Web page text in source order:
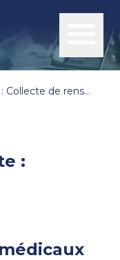
Rapport d’enquête : Collecte de renseignements personnels et de renseignements médicaux personnels en vertu de la LAIPVP et la LRMP – Ministère de la Conservation et du Climat du Manitoba
: